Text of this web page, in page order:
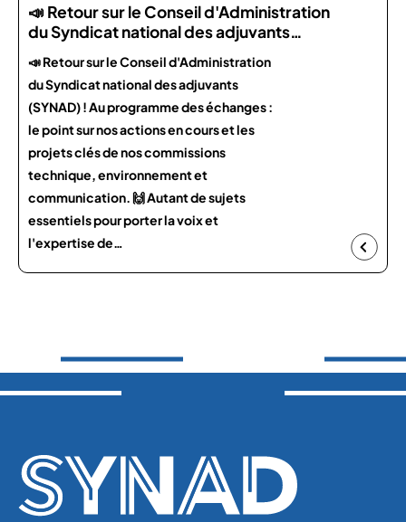
📣 Retour sur le Conseil d'Administration
du Syndicat national des adjuvants…
📣 Retour sur le Conseil d'Administration
du Syndicat national des adjuvants
(SYNAD) ! Au programme des échanges :
le point sur nos actions en cours et les
projets clés de nos commissions
technique, environnement et
communication. 🙌 Autant de sujets
essentiels pour porter la voix et
l'expertise de…